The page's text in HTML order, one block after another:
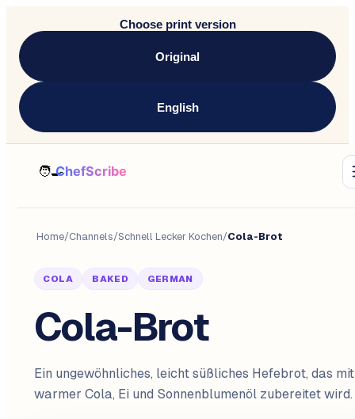
Choose print version
Original
English
Home/Channels/Schnell Lecker Kochen/Cola-Brot
COLA BAKED GERMAN
Cola-Brot
Ein ungewöhnliches, leicht süßliches Hefebrot, das mit
warmer Cola, Ei und Sonnenblumenöl zubereitet wird.